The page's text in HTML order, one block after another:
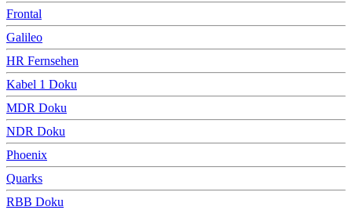
Frontal
Galileo
HR Fernsehen
Kabel 1 Doku
MDR Doku
NDR Doku
Phoenix
Quarks
RBB Doku